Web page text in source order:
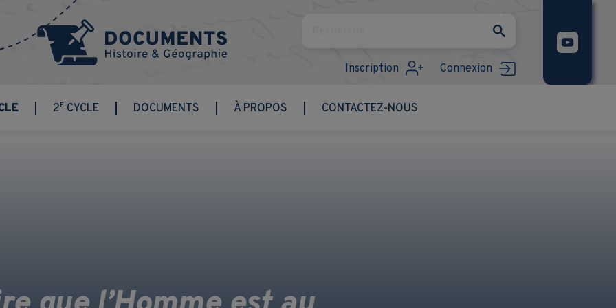
Inscription Connexion
2E CYCLE DOCUMENTS À PROPOS CONTACTEZ-NOUS